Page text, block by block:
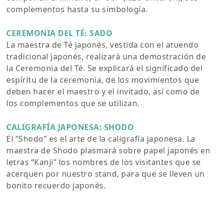
complementos hasta su simbología.
CEREMONIA DEL TÉ: SADO
La maestra de Té japonés, vestida con el atuendo
tradicional japonés, realizará una demostración de
la Ceremonia del Té. Se explicará el significado del
espíritu de la ceremonia, de los movimientos que
deben hacer el maestro y el invitado, así como de
los complementos que se utilizan.
CALIGRAFÍA JAPONESA: SHODO
El “Shodo” es el arte de la caligrafía japonesa. La
maestra de Shodo plasmará sobre papel japonés en
letras “Kanji” los nombres de los visitantes que se
acerquen por nuestro stand, para que se lleven un
bonito recuerdo japonés.